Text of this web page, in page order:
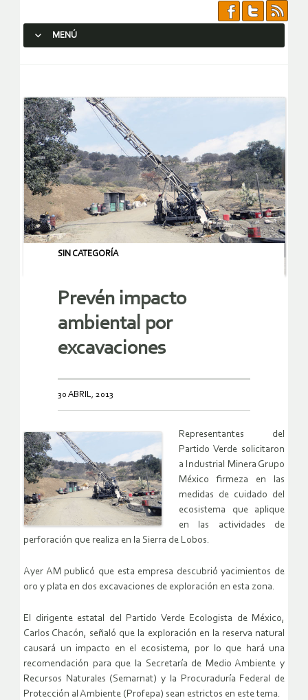
MENÚ
SIN CATEGORÍA
Prevén impacto
ambiental por
excavaciones
30 ABRIL, 2013
Representantes del
Partido Verde solicitaron
a Industrial Minera Grupo
México firmeza en las
medidas de cuidado del
ecosistema que aplique
en las actividades de
perforación que realiza en la Sierra de Lobos.
Ayer AM publicó que esta empresa descubrió yacimientos de
oro y plata en dos excavaciones de exploración en esta zona.
El dirigente estatal del Partido Verde Ecologista de México,
Carlos Chacón, señaló que la exploración en la reserva natural
causará un impacto en el ecosistema, por lo que hará una
recomendación para que la Secretaría de Medio Ambiente y
Recursos Naturales (Semarnat) y la Procuraduría Federal de
Protección al Ambiente (Profepa) sean estrictos en este tema.